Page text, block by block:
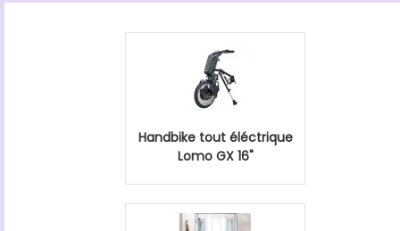
Handbike tout éléctrique
Lomo GX 16"